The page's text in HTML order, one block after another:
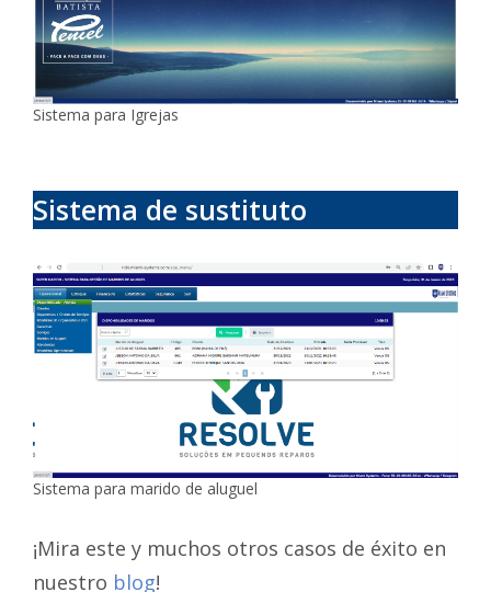
Sistema para Igrejas
Sistema de sustituto
Sistema para marido de aluguel
¡Mira este y muchos otros casos de éxito en
nuestro blog!